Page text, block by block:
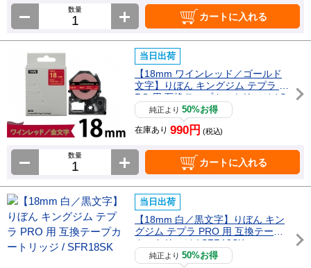
数量
カートに入れる
当日出荷
【18mm ワインレッド／ゴールド
文字】りぼん キングジム テプラ P
RO 用 互換テープカートリッジ / S
FR18RZ
純正より50%お得
在庫あり 990円 (税込)
数量
カートに入れる
当日出荷
【18mm 白／黒文字】りぼん キン
グジム テプラ PRO 用 互換テープ
カートリッジ / SFR18SK
純正より50%お得